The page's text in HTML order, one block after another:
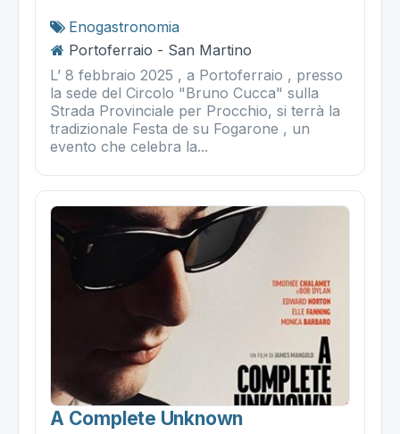
Enogastronomia
Portoferraio - San Martino
L’ 8 febbraio 2025 , a Portoferraio , presso
la sede del Circolo "Bruno Cucca" sulla
Strada Provinciale per Procchio, si terrà la
tradizionale Festa de su Fogarone , un
evento che celebra la...
A Complete Unknown